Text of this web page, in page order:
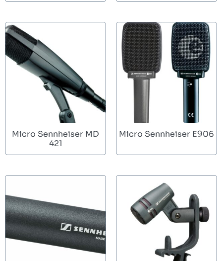
Micro Sennheiser MD
421
Micro Sennheiser E906